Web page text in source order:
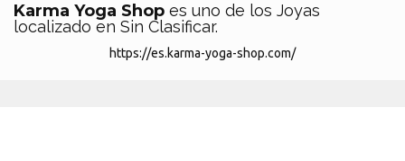
Karma Yoga Shop es uno de los Joyas
localizado en Sin Clasificar.
https://es.karma-yoga-shop.com/